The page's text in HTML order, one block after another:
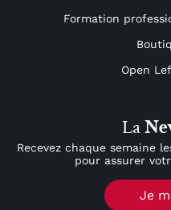
Formation
Open
La
Recevez chaque semaine
pour assurer
Je